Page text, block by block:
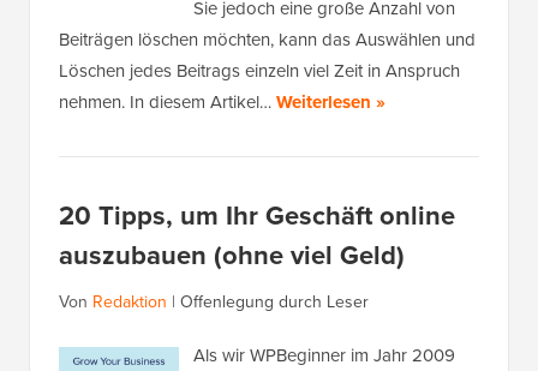
Sie jedoch eine große Anzahl von
Beiträgen löschen möchten, kann das Auswählen und
Löschen jedes Beitrags einzeln viel Zeit in Anspruch
nehmen. In diesem Artikel…Weiterlesen »
20 Tipps, um Ihr Geschäft online
auszubauen (ohne viel Geld)
Von Redaktion | Offenlegung durch Leser
Als wir WPBeginner im Jahr 2009